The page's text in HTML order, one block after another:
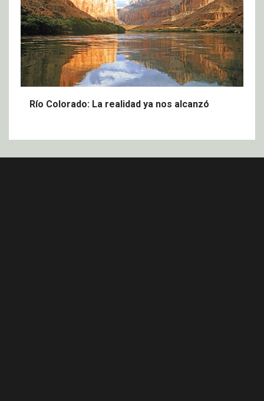
Río Colorado: La realidad ya nos alcanzó